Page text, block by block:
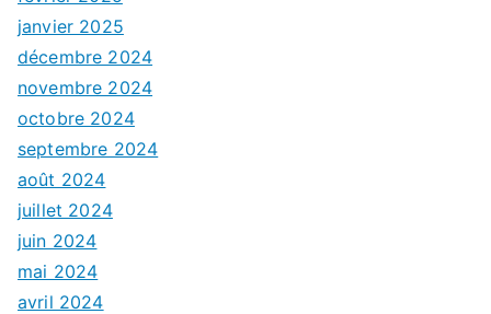
janvier 2025
décembre 2024
novembre 2024
octobre 2024
septembre 2024
août 2024
juillet 2024
juin 2024
mai 2024
avril 2024